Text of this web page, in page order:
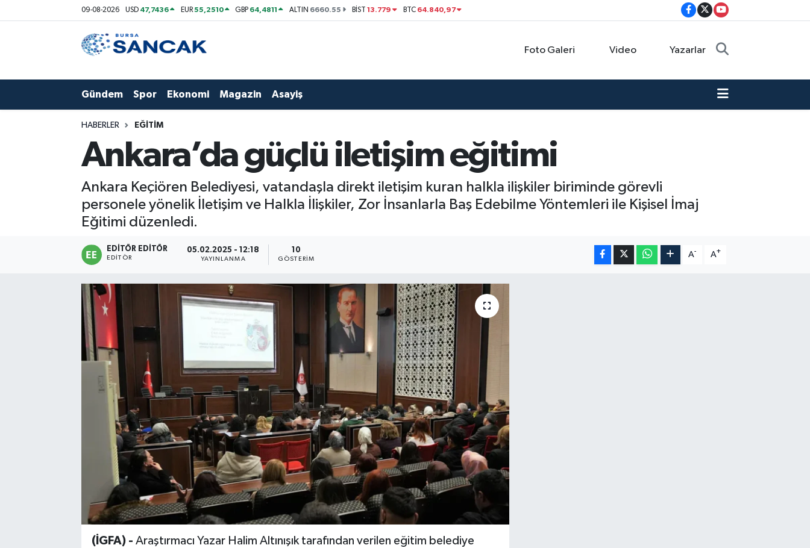
09-08-2026 USD 47,7436 EUR55,2510 GBP 64,4811 ALTIN 6660.55 BİST13.779 BTC 64.840,97
Foto Galeri Video Yazarlar
Gündem Spor Ekonomi Magazin Asayiş
HABERLER EĞITIM
Ankara’da güçlü iletişim eğitimi
Ankara Keçiören Belediyesi, vatandaşla direkt iletişim kuran halkla ilişkiler biriminde görevli
personele yönelik İletişim ve Halkla İlişkiler, Zor İnsanlarla Baş Edebilme Yöntemleri ile Kişisel İmaj
Eğitimi düzenledi.
EDITÖR EDITÖR
EDITÖR
05.02.2025 - 12:18
YAYINLANMA
10
GÖSTERIM
A- A+
(İGFA) - Araştırmacı Yazar Halim Altınışık tarafından verilen eğitim belediye
Hava Durumu
Son Dakika Haberleri